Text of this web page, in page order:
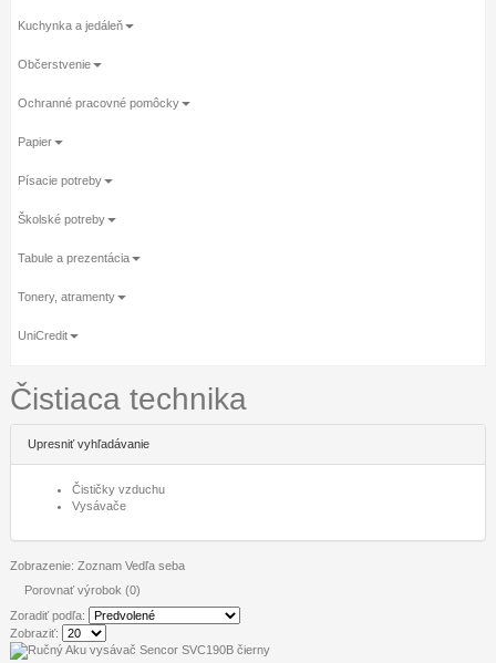
Kuchynka a jedáleň
Občerstvenie
Ochranné pracovné pomôcky
Papier
Písacie potreby
Školské potreby
Tabule a prezentácia
Tonery, atramenty
UniCredit
Čistiaca technika
Upresniť vyhľadávanie
Čističky vzduchu
Vysávače
Zobrazenie: Zoznam Vedľa seba
Porovnať výrobok (0)
Zoradiť podľa:
Zobraziť: